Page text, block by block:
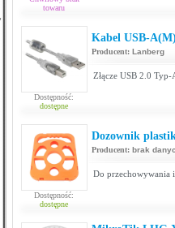
towaru
Dostępność:
dostępne
Kabel USB-
Producent: Lanberg
Złącze USB 2.0
Dostępność:
dostępne
Dozownik
Producent: brak
Do przechowywania